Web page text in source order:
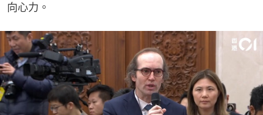
向心力。